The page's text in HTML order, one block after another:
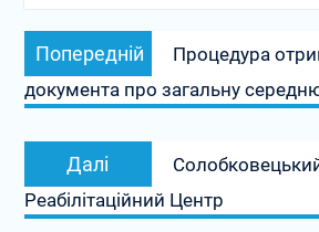
Навігація
записів
Попередній
запис:
Процедура
документа про загальну
Далі
Наступний
запис:
Реабілітаційний Центр